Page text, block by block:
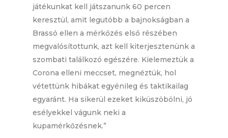
játékunkat kell játszanunk 60 percen
keresztül, amit legutóbb a bajnokságban a
Brassó ellen a mérkőzés első részében
megvalósítottunk, azt kell kiterjesztenünk a
szombati találkozó egészére. Kielemeztük a
Corona elleni meccset, megnéztük, hol
vétettünk hibákat egyénileg és taktikailag
egyaránt. Ha sikerül ezeket kiküszöbölni, jó
esélyekkel vágunk neki a
kupamérkőzésnek.”